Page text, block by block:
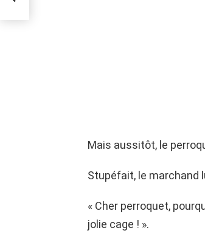
Mais aussitôt, le
Stupéfait, le marchand
« Cher perroquet,
jolie cage ! ».